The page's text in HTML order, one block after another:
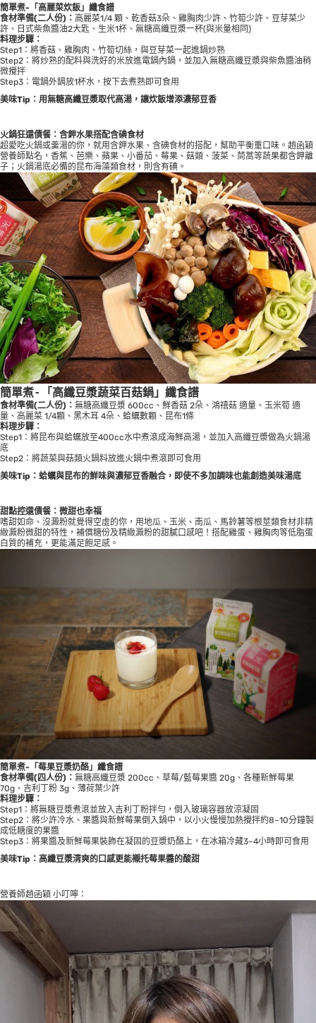
簡單煮-「高麗菜炊飯」纖食譜
食材準備(二人份)： 高麗菜1/4 顆、乾香菇3朵、雞胸肉少許、竹筍少許、豆芽菜少
許、日式柴魚醬油2大匙、生米1杯、無糖高纖豆漿一杯(與米量相同)
料理步驟：
Step1：將香菇、雞胸肉、竹筍切絲，與豆芽菜一起進鍋炒熟
Step2：將炒熟的配料與洗好的米放進電鍋內鍋，並加入無糖高纖豆漿與柴魚醬油稍
微攪拌
Step3：電鍋外鍋放1杯水，按下去煮熟即可食用
美味Tip：用無糖高纖豆漿取代高湯，讓炊飯增添濃郁豆香
火鍋狂還債餐：含鉀水果搭配含碘食材
超愛吃火鍋或羹湯的你，就用含鉀水果、含碘食材的搭配，幫助平衡重口味。趙函穎
營養師點名，香蕉、芭樂、蘋果、小番茄、莓果、菇類、菠菜、茼蒿等蔬果都含鉀離
子；火鍋湯底必備的昆布海藻類食材，則含有碘。
簡單煮-「高纖豆漿蔬菜百菇鍋」纖食譜
食材準備(二人份)： 無糖高纖豆漿 600cc、鮮香菇 2朵、鴻禧菇 適量、玉米筍 適
量、高麗菜 1/4顆、黑木耳 4朵、蛤蠣數顆、昆布1條
料理步驟：
Step1：將昆布與蛤蠣放至400cc水中煮滾成海鮮高湯，並加入高纖豆漿做為火鍋湯
底
Step2：將蔬菜與菇類火鍋料放進火鍋中煮滾即可食用
美味Tip：蛤蠣與昆布的鮮味與濃郁豆香融合，即使不多加調味也能創造美味湯底
甜點控還債餐：微甜也幸福
嗜甜如命、沒澱粉就覺得空虛的你，用地瓜、玉米、南瓜、馬鈴薯等根莖類食材非精
緻澱粉微甜的特性，補償糖份及精緻澱粉的甜膩口感吧！搭配雞蛋、雞胸肉等低脂蛋
白質的補充，更能滿足飽足感。
簡單煮-「莓果豆漿奶酪」纖食譜
食材準備(四人份)： 無糖高纖豆漿 200cc、草莓/藍莓果醬 20g、各種新鮮莓果
70g、吉利丁粉 3g、薄荷葉少許
料理步驟：
Step1：將無糖豆漿煮滾並放入吉利丁粉拌勻，倒入玻璃容器放涼凝固
Step2：將少許冷水、果醬與新鮮莓果倒入鍋中，以小火慢慢加熱攪拌約8~10分鐘製
成低糖度的果醬
Step3：將果醬及新鮮莓果裝飾在凝固的豆漿奶酪上，在冰箱冷藏3~4小時即可食用
美味Tip：高纖豆漿清爽的口感更能襯托莓果醬的酸甜
營養師趙函穎 小叮嚀：